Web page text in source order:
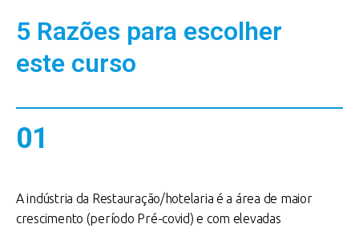
5 Razões para escolher
este curso
01
A indústria da Restauração/hotelaria é a área de maior
crescimento (período Pré-covid) e com elevadas